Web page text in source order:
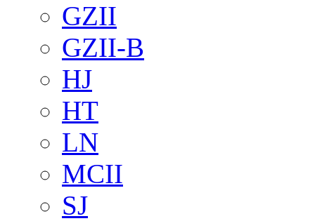
GZII
GZII-B
HJ
HT
LN
MCII
SJ